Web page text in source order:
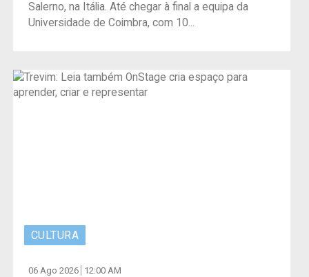
Salerno, na Itália. Até chegar à final a equipa da
Universidade de Coimbra, com 10...
CULTURA
06 Ago 2026 12:00 AM